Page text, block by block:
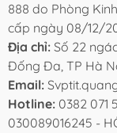
888 do Phòng
cấp ngày 08/12/
Địa chỉ: Số 22
Đống Đa, TP Hà
Email:
Hotline: 0382 071
030089016245 -